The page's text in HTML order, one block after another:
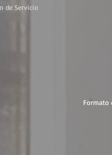
de Servicio
Formato